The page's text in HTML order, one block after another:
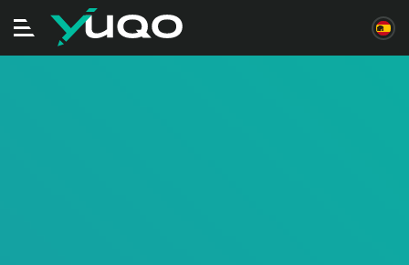
Alternar
navegación